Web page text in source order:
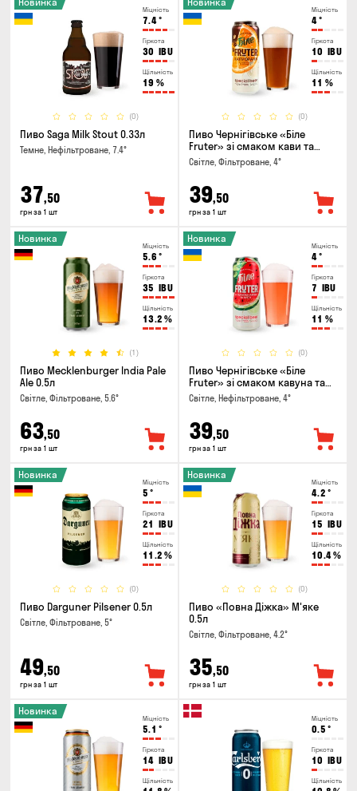
Міцність
7.4°
Гіркота
30 IBU
Щільність
19 %
(0)
Пиво Saga Milk Stout 0.33л
Темне, Нефільтроване, 7.4°
37,50
грн за 1 шт
Міцність
4°
Гіркота
10 IBU
Щільність
11 %
(0)
Пиво Чернігівське «Біле
Fruter» зі смаком кави та
апельсину 0.5л
Світле, Фільтроване, 4°
39,50
грн за 1 шт
Міцність
5.6 °
Гіркота
35 IBU
Щільність
13.2 %
(1)
Новинка
Пиво Mecklenburger India Pale
Ale 0.5л
Світле, Фільтроване, 5.6°
63,50
грн за 1 шт
Міцність
4°
Гіркота
7 IBU
Щільність
11 %
(0)
Новинка
Пиво Чернігівське «Біле
Fruter» зі смаком кавуна та
м'яти 0.5л
Світле, Нефільтроване, 4°
39,50
грн за 1 шт
Міцність
5 °
Гіркота
21 IBU
Щільність
11.2 %
(0)
Новинка
Пиво Darguner Pilsener 0.5л
Світле, Фільтроване, 5°
49,50
грн за 1 шт
Міцність
4.2 °
Гіркота
15 IBU
Щільність
10.4%
(0)
Новинка
Пиво «Повна Діжка» М'яке
0.5л
Світле, Фільтроване, 4.2°
35,50
грн за 1 шт
Міцність
5.1 °
Гіркота
14 IBU
Щільність
Новинка
Міцність
0.5 °
Гіркота
10 IBU
Щільність